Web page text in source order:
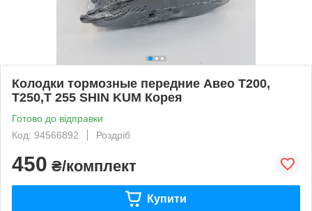
Колодки тормозные передние Авео Т200,
Т250,Т 255 SHIN KUM Корея
Готово до відправки
Код: 94566892
Роздріб
450 ₴/комплект
Купити